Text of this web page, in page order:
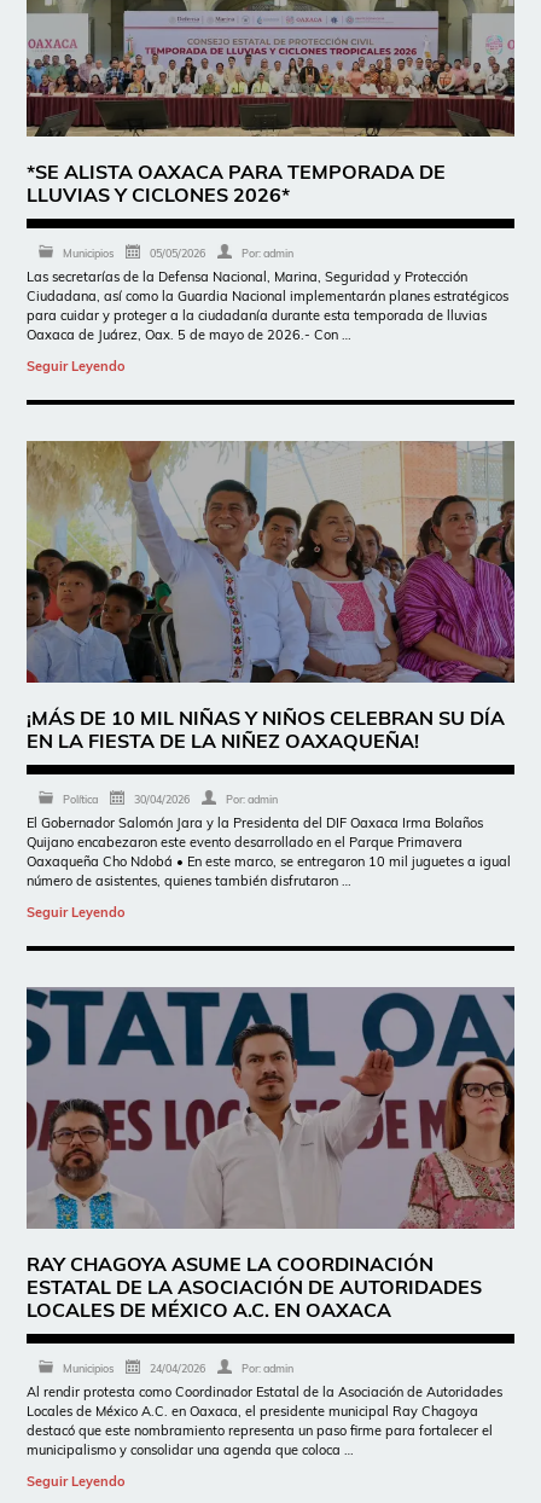
*SE ALISTA OAXACA PARA TEMPORADA DE
LLUVIAS Y CICLONES 2026*
Municipios 05/05/2026 Por:admin
Las secretarías de la Defensa Nacional, Marina, Seguridad y Protección
Ciudadana, así como la Guardia Nacional implementarán planes estratégicos
para cuidar y proteger a la ciudadanía durante esta temporada de lluvias
Oaxaca de Juárez, Oax. 5 de mayo de 2026.- Con …
Seguir Leyendo
¡MÁS DE 10 MIL NIÑAS Y NIÑOS CELEBRAN SU DÍA
EN LA FIESTA DE LA NIÑEZ OAXAQUEÑA!
Política 30/04/2026 Por:admin
El Gobernador Salomón Jara y la Presidenta del DIF Oaxaca Irma Bolaños
Quijano encabezaron este evento desarrollado en el Parque Primavera
Oaxaqueña Cho Ndobá • En este marco, se entregaron 10 mil juguetes a igual
número de asistentes, quienes también disfrutaron …
Seguir Leyendo
RAY CHAGOYA ASUME LA COORDINACIÓN
ESTATAL DE LA ASOCIACIÓN DE AUTORIDADES
LOCALES DE MÉXICO A.C. EN OAXACA
Municipios 24/04/2026 Por:admin
Al rendir protesta como Coordinador Estatal de la Asociación de Autoridades
Locales de México A.C. en Oaxaca, el presidente municipal Ray Chagoya
destacó que este nombramiento representa un paso firme para fortalecer el
municipalismo y consolidar una agenda que coloca …
Seguir Leyendo